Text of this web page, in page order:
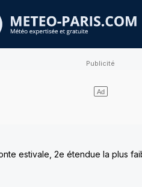
estivale, 2e étendue la plus